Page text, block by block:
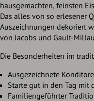
hausgemachten, feinsten
Das alles von so erlesener
Auszeichnungen dekoriert
von Jacobs und Gault-
Die Besonderheiten im
Ausgezeichnete
Starte gut in den Tag mit
Familiengeführter